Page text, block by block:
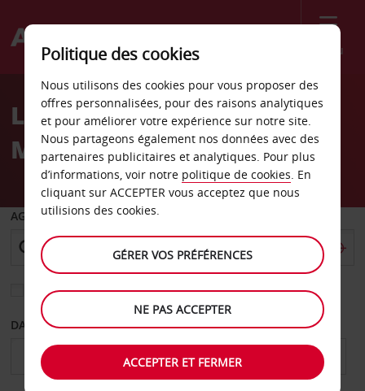
Menu
Welcome
AvisLocation de voiture
Makassar
AGENCE DE DÉPART
Sélectionnez une autre agence de retour
DATE DE DÉPART DATE DE RETOUR
Politique des cookies
Nous utilisons des cookies pour vous proposer des
offres personnalisées, pour des raisons analytiques
et pour améliorer votre expérience sur notre site.
Nous partageons également nos données avec des
partenaires publicitaires et analytiques. Pour plus
d’informations, voir notre politique de cookies. En
cliquant sur ACCEPTER vous acceptez que nous
utilisions des cookies.
GÉRER VOS PRÉFÉRENCES
NE PAS ACCEPTER
ACCEPTER ET FERMER